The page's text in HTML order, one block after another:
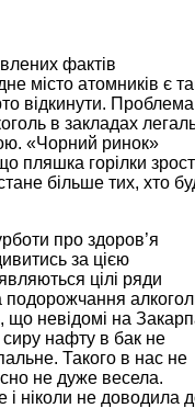
фактів
місто атомників є
відкинути. Проблема
в закладах
«Чорний ринок»
пляшка горілки
більше тих, хто
про здоров’я
за цією
цілі ряди
подорожчання
невідомі на
нафту в бак не
Такого в нас не
не дуже весела.
і ніколи не доводила